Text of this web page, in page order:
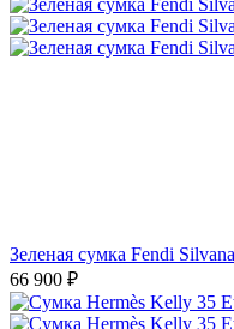
Зеленая сумка Fendi Silvana
66 900 ₽